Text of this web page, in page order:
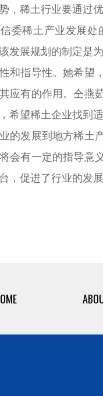
，稀土行业要通过
稀土产业发展处
发展规划的制定是
和指导性。她希望
应有的作用。仝燕
希望稀土企业找到
发展到地方稀土产
会有一定的指导意
，促进了行业的发展